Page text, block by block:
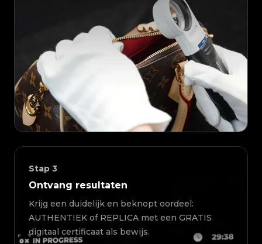
Stap 3
Ontvang resultaten
Krijg een duidelijk en beknopt oordeel:
AUTHENTIEK of REPLICA met een GRATIS
digitaal certificaat als bewijs.